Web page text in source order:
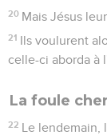
20 Mais Jésus
21 Ils voulurent
celle-ci aborda à
La foule
22 Le lendemain,